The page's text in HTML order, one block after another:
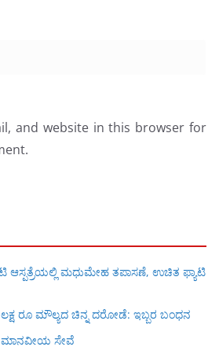
and website in this browser for
ಆಸ್ಪತ್ರೆಯಲ್ಲಿ ಮಧುಮೇಹ ತಪಾಸಣೆ, ಉಚಿತ ಫ್ಯಾಟಿ
ರೂ ಮೌಲ್ಯದ ಚಿನ್ನ ದರೋಡೆ: ಇಬ್ಬರ ಬಂಧನ
ಮಾನವೀಯ ಸೇವೆ